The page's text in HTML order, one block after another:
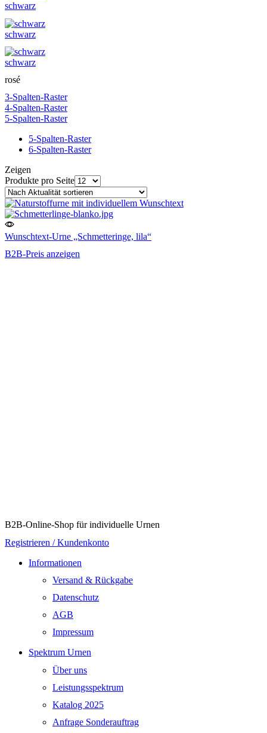
schwarz
schwarz
schwarz
rosé
3-Spalten-Raster
4-Spalten-Raster
5-Spalten-Raster
5-Spalten-Raster
6-Spalten-Raster
Zeigen
Produkte pro Seite
Wunschtext-Urne „Schmetteringe, lila“
B2B-Preis anzeigen
B2B-Online-Shop für individuelle Urnen
Registrieren / Kundenkonto
Informationen
Versand & Rückgabe
Datenschutz
AGB
Impressum
Spektrum Urnen
Über uns
Leistungsspektrum
Katalog 2025
Anfrage Sonderauftrag